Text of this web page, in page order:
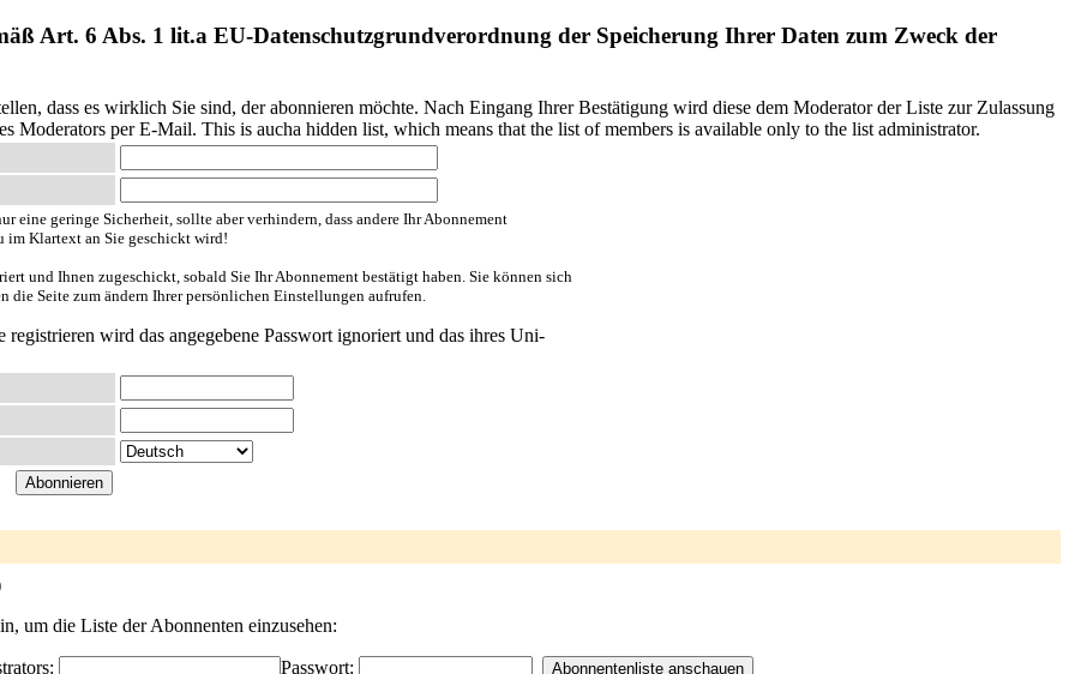
Art. 6 Abs. 1 lit.a EU-Datenschutzgrundverordnung der Speicherung Ihrer Daten zum Zweck der
dass es wirklich Sie sind, der abonnieren möchte. Nach Eingang Ihrer Bestätigung wird diese dem Moderator der Liste zur Zulassung
Moderators per E-Mail. This is aucha hidden list, which means that the list of members is available only to the list administrator.
eine geringe Sicherheit, sollte aber verhindern, dass andere Ihr Abonnement
im Klartext an Sie geschickt wird!
und Ihnen zugeschickt, sobald Sie Ihr Abonnement bestätigt haben. Sie können sich
die Seite zum ändern Ihrer persönlichen Einstellungen aufrufen.
registrieren wird das angegebene Passwort ignoriert und das ihres Uni-
um die Liste der Abonnenten einzusehen:
Passwort: